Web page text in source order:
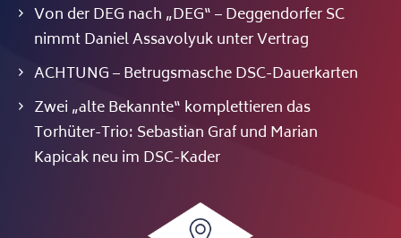
Von der DEG nach „DEG“ – Deggendorfer SC
nimmt Daniel Assavolyuk unter Vertrag
ACHTUNG – Betrugsmasche DSC-Dauerkarten
Zwei „alte Bekannte“ komplettieren das
Torhüter-Trio: Sebastian Graf und Marian
Kapicak neu im DSC-Kader